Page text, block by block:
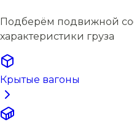
Подберём подвижной
характеристики груза
Крытые вагоны